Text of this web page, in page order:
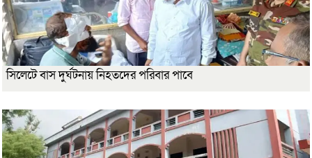
সিলেটে বাস দুর্ঘটনায় নিহতদের পরিবার পাবে